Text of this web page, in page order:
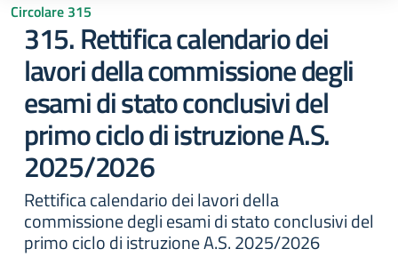
Circolare 315
315. Rettifica calendario dei
lavori della commissione degli
esami di stato conclusivi del
primo ciclo di istruzione A.S.
2025/2026
Rettifica calendario dei lavori della
commissione degli esami di stato conclusivi del
primo ciclo di istruzione A.S. 2025/2026